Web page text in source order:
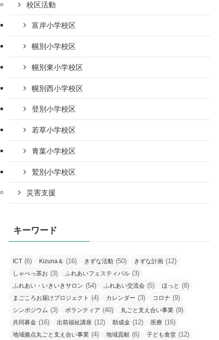
校区活動
富岸小学校区
幌別小学校区
幌別東小学校区
幌別西小学校区
登別小学校区
若草小学校区
青葉小学校区
鷲別小学校区
災害支援
キーワード
ICT (6) Kizuna＆ (16) きずな活動 (50) きずな計画 (12)
しゃべっ茶お (3) ふれあいフェスティバル (3)
ふれあい・いきいきサロン (54) ふれあい交流会 (5) ほっと (8)
まごころお届けプロジェクト (4) カレンダー (3) コロナ (9)
シンポジウム (3) ボランティア (40) 丸ごと支え合い事業 (9)
共同募金 (16) 出前福祉講座 (12) 助成金 (12) 医療 (16)
地域拠点丸ごと支え合い事業 (4) 地域貢献 (6) 子ども食堂 (12)